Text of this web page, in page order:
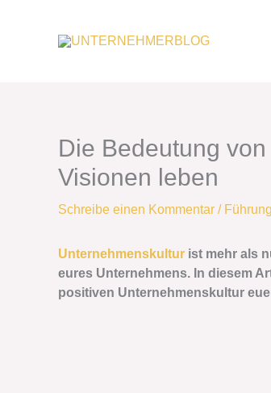
Die Bedeutung
Visionen leben
Schreibe einen Kommentar /
Unternehmenskultur ist mehr als
eures Unternehmens. In diesem
positiven Unternehmenskultur